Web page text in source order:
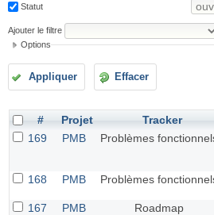
Statut
Ajouter le filtre
Options
Appliquer Effacer
# Projet Tracker
169
PMB Problèmes
168
PMB Problèmes
167 PMB Roadmap